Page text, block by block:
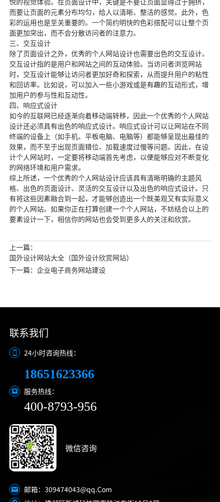
而要让页面的元素分布均匀，给人以清晰、整洁的感觉。此外，色
彩的运用也是至关重要的。一个简约明快的色彩搭配可以让整个页
面更加突出，而不会分散访问者的注意力。
三、交互设计
除了页面设计之外，优秀的个人网站设计也需要出色的交互设计。
交互设计指的是用户和网站之间的互动体验。当访问者浏览网站
时，交互设计能够让访问者更加好奇和探索，从而提升用户的粘性
和回访率。比如说，可以加入一些小游戏或是有趣的互动形式，增
加用户的参与性和互动性。
四、响应式设计
如今的互联网已经逐渐向着移动端转移，因此一个优秀的个人网站
设计还必须具有出色的响应式设计。响应式设计可以让网站在不同
终端的设备上（如手机、平板电脑、电脑等）都能够呈现出最佳的
效果，而不至于出现页面错位、加载速度过慢等问题。因此，在设
计个人网站时，一定要将移动端首先考虑，以便能够应对不断变化
的网络环境和用户需求。
综上所述，一个优秀的个人网站设计应该具有清晰明确的主题风
格、出色的页面设计、灵活的交互设计以及出色的响应式设计。只
有将这些因素融合到一起，才能够创造出一个既美观又有实际意义
的个人网站。如果你正在打算创建一个个人网站，不妨结合以上的
要素设计一下，相信你的网站也会受到更多人的关注和欣赏。
上一篇：
国外设计网站大全（国外设计欣赏网站）
下一篇：企业电子商务网站建设
联系我们
24小时咨询热线：
18651623366
服务热线：
400-8793-956
微信咨询
邮箱： 309474043@qq.Com